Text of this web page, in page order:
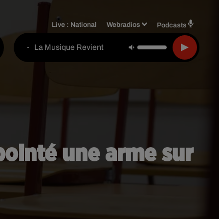
Live : National Webradios Podcasts
- La Musique Revient
une arme sur